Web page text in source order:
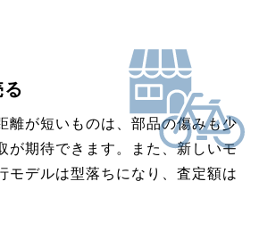
離が短いものは、部品の傷みも少
が期待できます。また、新しいモ
モデルは型落ちになり、査定額は